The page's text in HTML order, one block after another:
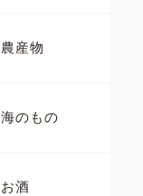
農産物
海のもの
お酒